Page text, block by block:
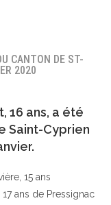
CANTON DE ST-
2020
, 16 ans, a été
Saint-Cyprien
15 ans
ans de Pressignac